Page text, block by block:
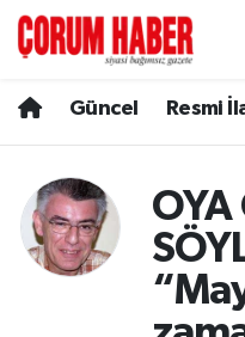
Güncel Resmi
OYA
Spor
Resmi İlanlar
Alaca
Hava Durumu
Çorum Namaz
Trafik Durumu